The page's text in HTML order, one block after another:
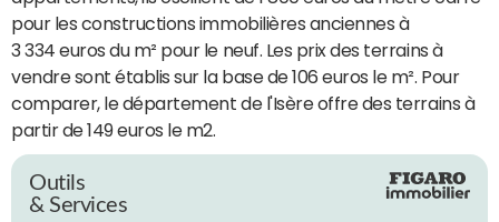
pour les constructions immobilières anciennes à
3 334 euros du m² pour le neuf. Les prix des terrains à
vendre sont établis sur la base de 106 euros le m². Pour
comparer, le département de l'Isère offre des terrains à
partir de 149 euros le m2.
Outils
& Services